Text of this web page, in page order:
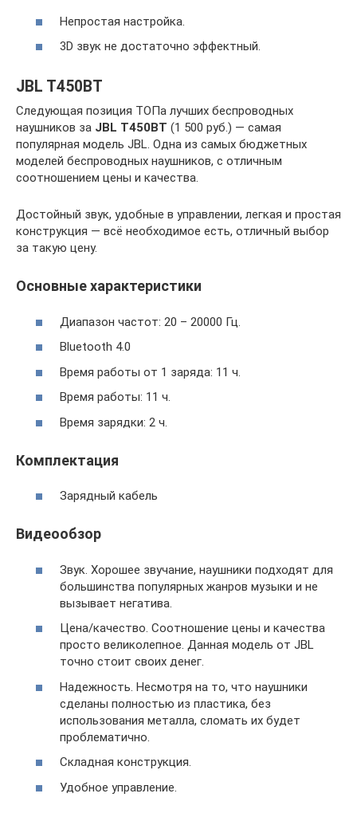
Непростая настройка.
3D звук не достаточно эффектный.
JBL T450BT
Следующая позиция ТОПа лучших беспроводных
наушников за JBL T450BT (1 500 руб.) — самая
популярная модель JBL. Одна из самых бюджетных
моделей беспроводных наушников, с отличным
соотношением цены и качества.
Достойный звук, удобные в управлении, легкая и простая
конструкция — всё необходимое есть, отличный выбор
за такую цену.
Основные характеристики
Диапазон частот: 20 – 20000 Гц.
Bluetooth 4.0
Время работы от 1 заряда: 11 ч.
Время работы: 11 ч.
Время зарядки: 2 ч.
Комплектация
Зарядный кабель
Видеообзор
Звук. Хорошее звучание, наушники подходят для
большинства популярных жанров музыки и не
вызывает негатива.
Цена/качество. Соотношение цены и качества
просто великолепное. Данная модель от JBL
точно стоит своих денег.
Надежность. Несмотря на то, что наушники
сделаны полностью из пластика, без
использования металла, сломать их будет
проблематично.
Складная конструкция.
Удобное управление.